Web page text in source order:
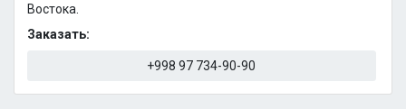
Востока.
Заказать:
+998 97 734-90-90